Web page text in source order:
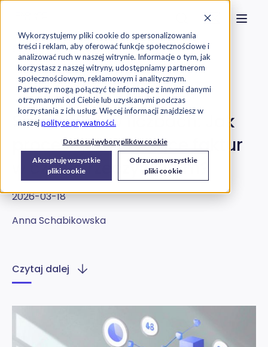
Wykorzystujemy pliki cookie do spersonalizowania
treści i reklam, aby oferować funkcje społecznościowe i
analizować ruch w naszej witrynie. Informacje o tym, jak
korzystasz z naszej witryny, udostępniamy partnerom
społecznościowym, reklamowym i analitycznym.
Partnerzy mogą połączyć te informacje z innymi danymi
otrzymanymi od Ciebie lub uzyskanymi podczas
korzystania z ich usług. Więcej informacji znajdziesz w
naszejpolityce prywatności.
Dostosuj wybory plików cookie
Akceptuję wszystkie
pliki cookie
Odrzucam wszystkie
pliki cookie
Szukaj na stronie
Skontaktuj
Exorigo-Upos Blog
KSeF Oprogramowanie
SmartKSeF w liczbach: Jak
procesujemy tysiące faktur
w czasie rzeczywistym?
2026-03-18
Anna Schabikowska
Czytaj dalej